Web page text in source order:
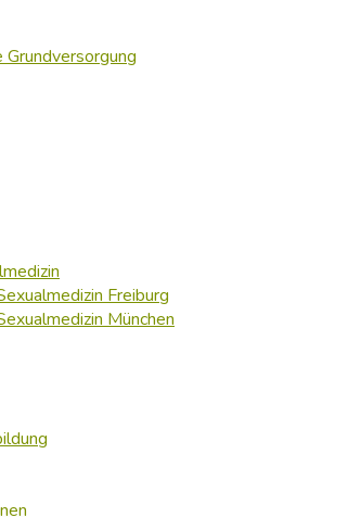
Grundversorgung
Freiburg
München